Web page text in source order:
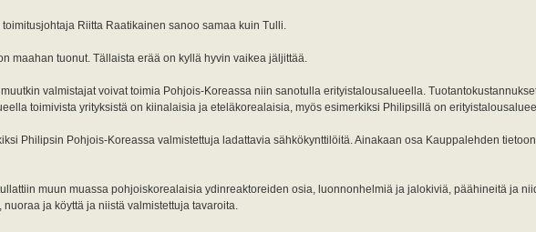
Riitta Raatikainen sanoo samaa kuin Tulli.
maahan tuonut. Tällaista erää on kyllä hyvin vaikea jäljittää.
valmistajat voivat toimia Pohjois-Koreassa niin sanotulla erityistalousalueella.
toimivista yrityksistä on kiinalaisia ja eteläkorealaisia, myös esimerkiksi Philipsillä on
Philipsin Pohjois-Koreassa valmistettuja ladattavia sähkökynttilöitä. Ainakaan osa Kauppalehden
muun muassa pohjoiskorealaisia ydinreaktoreiden osia, luonnonhelmiä ja jalokiviä, päähineitä ja
ja köyttä ja niistä valmistettuja tavaroita.